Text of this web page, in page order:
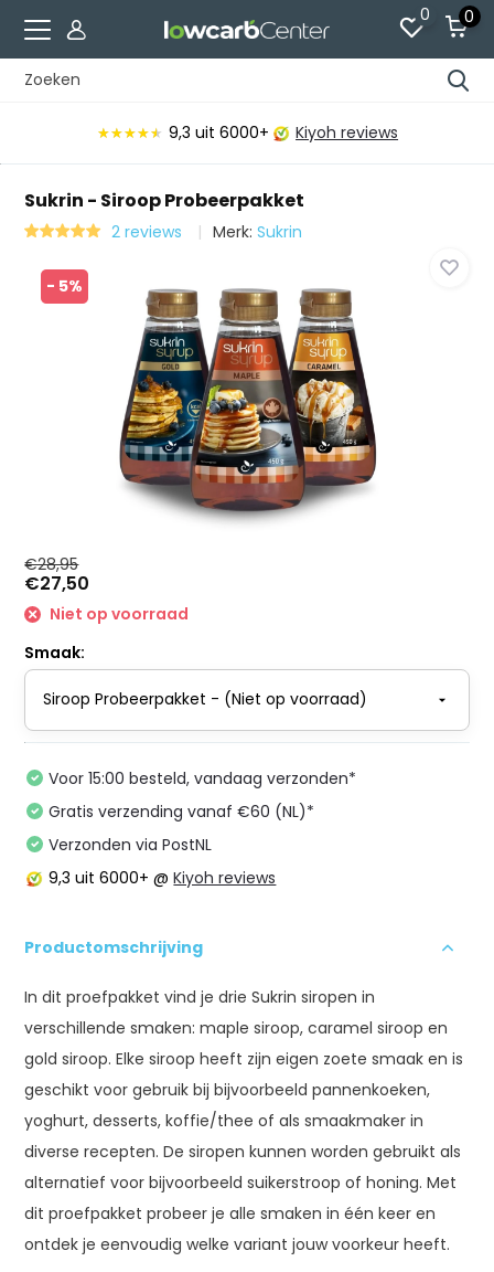
0 0
★★★★★
★★★★★ 9,3 uit 6000+ Kiyoh reviews
Sukrin - Siroop Probeerpakket
2 reviews Merk:Sukrin
- 5%
€28,95
€27,50
Niet op voorraad
Smaak:
Voor 15:00 besteld, vandaag verzonden*
Gratis verzending vanaf €60 (NL)*
Verzonden via PostNL
9,3 uit 6000+ @Kiyoh reviews
Productomschrijving
In dit proefpakket vind je drie Sukrin siropen in
verschillende smaken: maple siroop, caramel siroop en
gold siroop. Elke siroop heeft zijn eigen zoete smaak en is
geschikt voor gebruik bij bijvoorbeeld pannenkoeken,
yoghurt, desserts, koffie/thee of als smaakmaker in
diverse recepten. De siropen kunnen worden gebruikt als
alternatief voor bijvoorbeeld suikerstroop of honing. Met
dit proefpakket probeer je alle smaken in één keer en
ontdek je eenvoudig welke variant jouw voorkeur heeft.